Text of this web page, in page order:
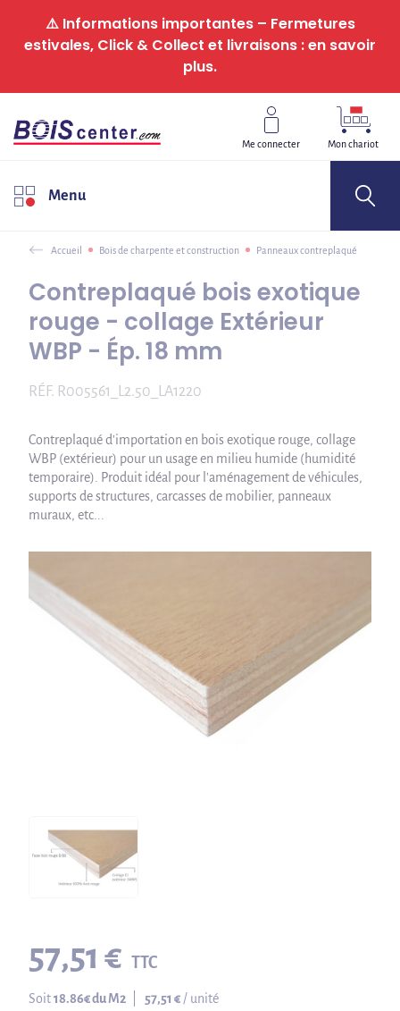
⚠️ Informations importantes – Fermetures
estivales, Click & Collect et livraisons : en savoir
plus.
Me connecter Mon chariot
Menu
Accueil Bois de charpente et construction Panneaux contreplaqué
Contreplaqué bois exotique
rouge - collage Extérieur
WBP - Ép. 18 mm
RÉF. R005561_L2.50_LA1220
Contreplaqué d'importation en bois exotique rouge, collage
WBP (extérieur) pour un usage en milieu humide (humidité
temporaire). Produit idéal pour l'aménagement de véhicules,
supports de structures, carcasses de mobilier, panneaux
muraux, etc...
57,51 € TTC
Soit18.86€ du M2 57,51 € / unité